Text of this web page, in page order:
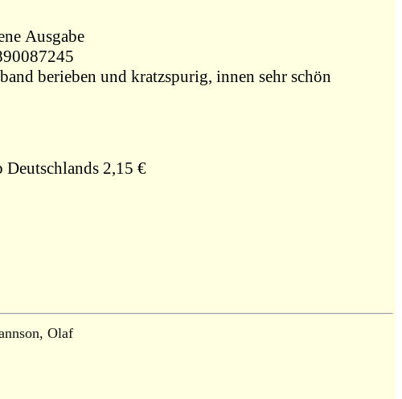
Gebundene Ausgabe
berieben und kratzspurig, innen sehr schön
Deutschlands 2,15 €
Olaf